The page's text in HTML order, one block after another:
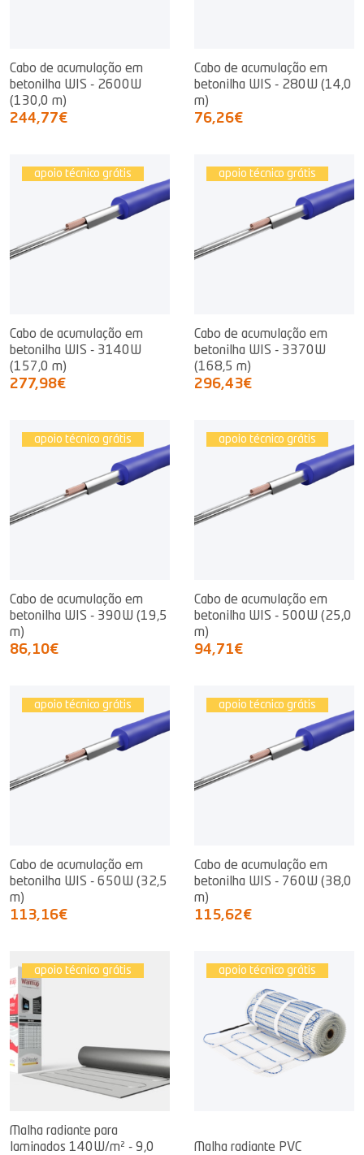
Cabo de acumulação em
betonilha WIS - 2600W
(130,0 m)
244,77€
Cabo de acumulação em
betonilha WIS - 280W (14,0
m)
76,26€
apoio técnico grátis
Cabo de acumulação em
betonilha WIS - 3140W
(157,0 m)
277,98€
apoio técnico grátis
Cabo de acumulação em
betonilha WIS - 3370W
(168,5 m)
296,43€
apoio técnico grátis
Cabo de acumulação em
betonilha WIS - 390W (19,5
m)
86,10€
apoio técnico grátis
Cabo de acumulação em
betonilha WIS - 500W (25,0
m)
94,71€
apoio técnico grátis
Cabo de acumulação em
betonilha WIS - 650W (32,5
m)
113,16€
apoio técnico grátis
Cabo de acumulação em
betonilha WIS - 760W (38,0
m)
115,62€
apoio técnico grátis
Malha radiante para
laminados 140W/m² - 9,0
apoio técnico grátis
Malha radiante PVC